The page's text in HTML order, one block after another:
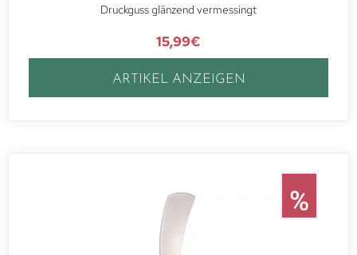
Druckguss glänzend vermessingt
15,99€
ARTIKEL ANZEIGEN